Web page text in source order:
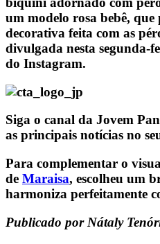
um modelo rosa bebê, que
decorativa feita com as
divulgada nesta segunda-
do Instagram.
Siga o canal da Jovem
as principais notícias no
Para complementar o
de Maraisa, escolheu um
harmoniza perfeitamente
Publicado por Nátaly